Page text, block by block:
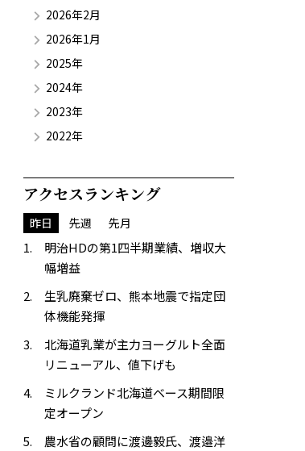
2026年2月
2026年1月
2025年
2024年
2023年
2022年
アクセスランキング
昨日 先週 先月
明治HDの第1四半期業績、増収大
幅増益
生乳廃棄ゼロ、熊本地震で指定団
体機能発揮
北海道乳業が主力ヨーグルト全面
リニューアル、値下げも
ミルクランド北海道ベース期間限
定オープン
農水省の顧問に渡邊毅氏、渡邉洋